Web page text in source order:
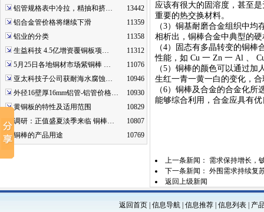
铝管规格表中冷拉，精抽和挤…
13442
铝合金管价格将继续下滑
11359
铝业的分类
11358
生益科技 4.5亿增资覆铜板项…
11312
5月25日各地铜材市场紫铜棒 …
11076
亚太科技子公司获耐海水腐蚀…
10946
外径16壁厚16mm铝管-铝管价格…
10930
黄铜板的特性及适用范围
10829
调研：正值盛夏淡季来临 铜棒…
10807
铜棒的产品用途
10769
应该有很大的固溶度，甚至
重要的热交换材料。
（3）铜基耐磨合金组织中
相析出，铜棒合金中典型的
（4）固态有多晶转变的铜
性能，如 Cu 一 Zn 一 Al 、
（5）铜棒的颜色可以通过
生红一青一黄一白的变化，
（6）铜棒及合金的合金化
能够综合利用，合金应具有
上一条新闻：
需求保持增长，
下一条新闻： 外围需求持续复
返回上级新闻
返回首页 信息导航 信息推荐 信息列表
产